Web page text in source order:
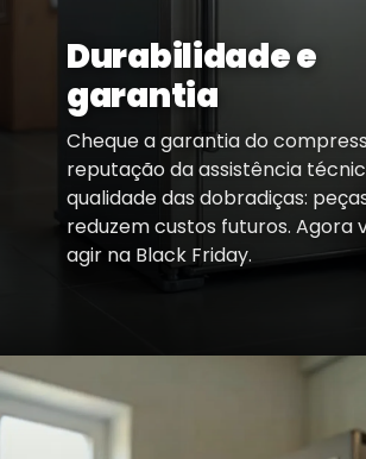
Durabilidade e
garantia
Cheque a garantia do
reputação da assistência
qualidade das dobradiças:
reduzem custos futuros. Agora
agir na Black Friday.